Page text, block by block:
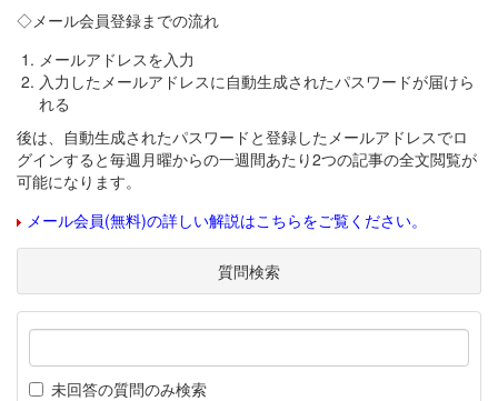
◇メール会員登録までの流れ
メールアドレスを入力
入力したメールアドレスに自動生成されたパスワードが届けら
れる
後は、自動生成されたパスワードと登録したメールアドレスでロ
グインすると毎週月曜からの一週間あたり2つの記事の全文閲覧が
可能になります。
メール会員(無料)の詳しい解説はこちらをご覧ください。
質問検索
未回答の質問のみ検索